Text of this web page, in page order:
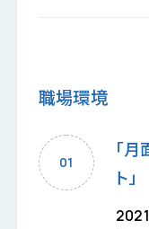
職場環境
「
ト」